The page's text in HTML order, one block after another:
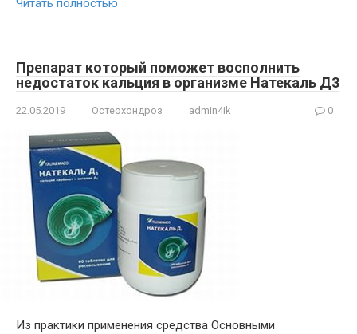
Читать полностью
Препарат который поможет восполнить
недостаток кальция в организме Натекаль Д3
22.05.2019 Остеохондроз admin4ik 0
Из практики применения средства Основными